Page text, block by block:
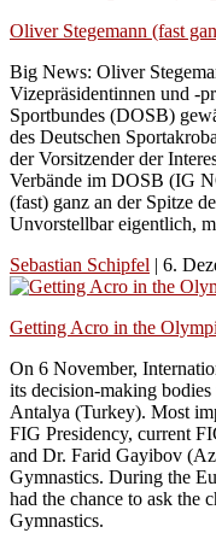
Oliver Stegemann (fast
Big News: Oliver
Vizepräsidentinnen und -
Sportbundes (DOSB)
des Deutschen
der Vorsitzender der
Verbände im DOSB (IG
(fast) ganz an der Spitze
Unvorstellbar eigentlich,
Sebastian Schipfel | 6.
Getting Acro in the
On 6 November,
its decision-making
Antalya (Turkey). Most
FIG Presidency, current
and Dr. Farid Gayibov
Gymnastics. During the
had the chance to ask the
Gymnastics.